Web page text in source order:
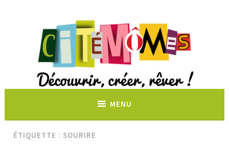
Découvrir, créer, rêver !
MENU
ÉTIQUETTE : SOURIRE